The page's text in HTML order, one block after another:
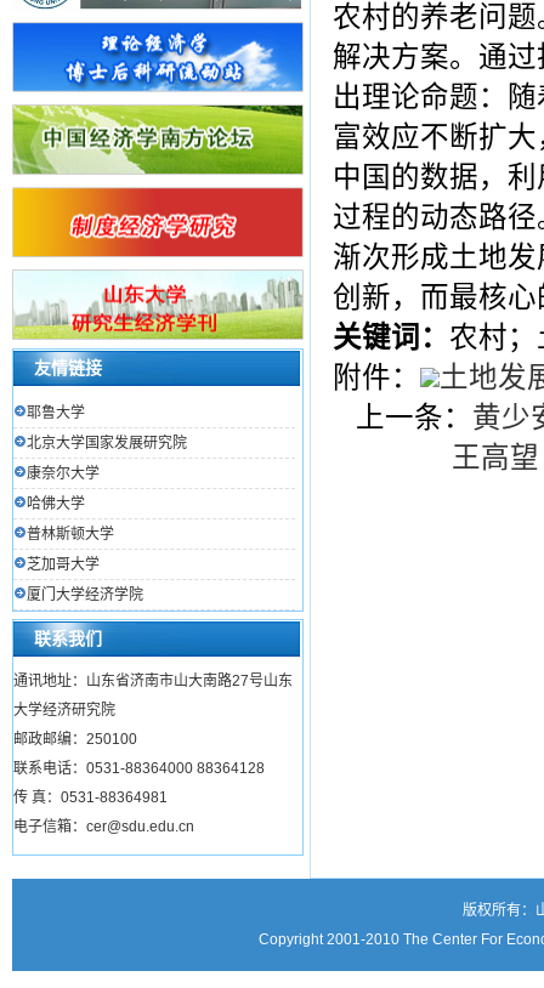
友情链接
耶鲁大学
北京大学国家发展研究院
康奈尔大学
哈佛大学
普林斯顿大学
芝加哥大学
厦门大学经济学院
联系我们
通讯地址：山东省济南市山大南路27号山东
大学经济研究院
邮政邮编：250100
联系电话：0531-88364000 88364128
传 真：0531-88364981
电子信箱：cer@sdu.edu.cn
农村的养老问
解决方案。通
出理论命题：
富效应不断扩
中国的数据，
过程的动态路
渐次形成土地
创新，而最核
关键词： 农村
附件：
土地发
上一条： 黄少
王高
版权所有：
Copyright 2001-2010 The Center For